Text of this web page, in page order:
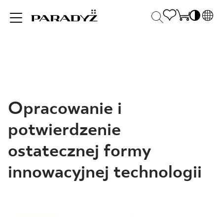
PRODUKTY
KOLEKCJE
DLA BIZNESU
Opracowanie i
potwierdzenie
ostatecznej formy
innowacyjnej technologii